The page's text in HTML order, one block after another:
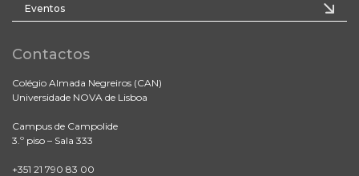
Eventos
Contactos
Colégio Almada Negreiros (CAN)
Universidade NOVA de Lisboa
Campus de Campolide
3.º piso – Sala 333
+351 21 790 83 00